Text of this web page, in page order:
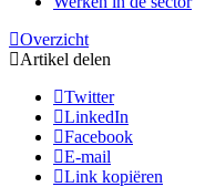
Overzicht
Artikel delen
Twitter
LinkedIn
Facebook
E-mail
Link kopiëren